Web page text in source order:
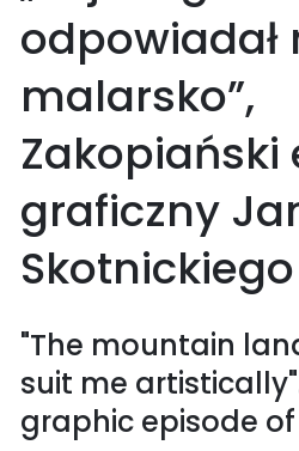
odpowiadał
malarsko”,
Zakopiański
graficzny
Skotnickiego
"The mountain
suit me
graphic episode